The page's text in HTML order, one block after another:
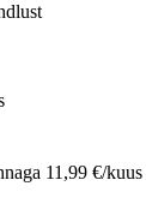
11,99 €/kuus